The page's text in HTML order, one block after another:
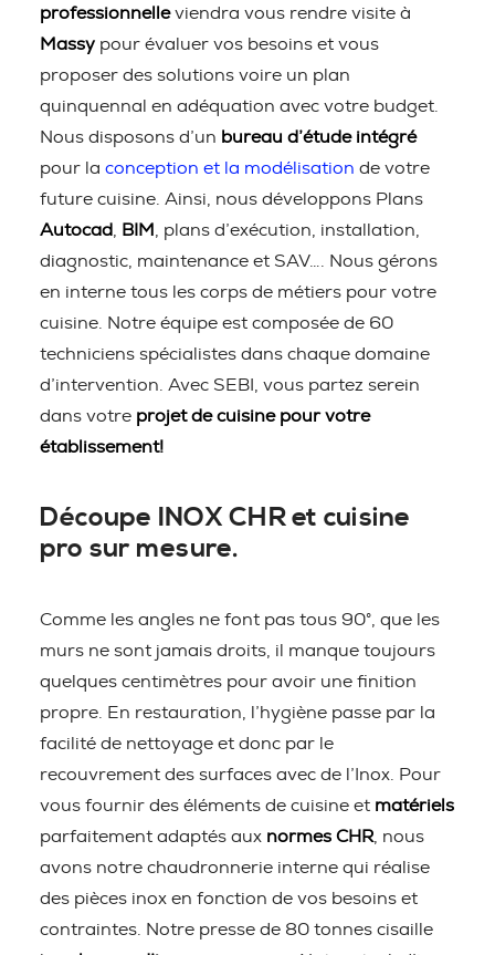
professionnelleviendra vous rendre visite à
Massy pour évaluer vos besoins et vous
proposer des solutions voire un plan
quinquennal en adéquation avec votre budget.
Nous disposons d’un bureau d’étude intégré
pour la conception et la modélisation de votre
future cuisine. Ainsi, nous développons Plans
Autocad
BIM
, plans d’exécution, installation,
diagnostic, maintenance et SAV…. Nous gérons
en interne tous les corps de métiers pour votre
cuisine. Notre équipe est composée de 60
techniciens spécialistes dans chaque domaine
d’intervention. Avec SEBI, vous partez serein
dans votre projet de cuisine pour votre
établissement!
Découpe INOX CHR et cuisine
pro sur mesure.
Comme les angles ne font pas tous 90°, que les
murs ne sont jamais droits, il manque toujours
quelques centimètres pour avoir une finition
propre. En restauration, l’hygiène passe par la
facilité de nettoyage et donc par le
recouvrement des surfaces avec de l’Inox. Pour
vous fournir des éléments de cuisine et matériels
parfaitement adaptés aux normes CHR , nous
avons notre chaudronnerie interne qui réalise
des pièces inox en fonction de vos besoins et
contraintes. Notre presse de 80 tonnes cisaille